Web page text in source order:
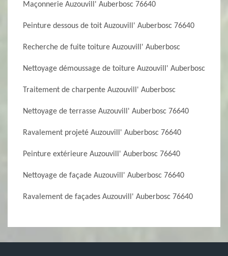
Maçonnerie Auzouvill' Auberbosc 76640
Peinture dessous de toit Auzouvill' Auberbosc 76640
Recherche de fuite toiture Auzouvill' Auberbosc
Nettoyage démoussage de toiture Auzouvill' Auberbosc
Traitement de charpente Auzouvill' Auberbosc
Nettoyage de terrasse Auzouvill' Auberbosc 76640
Ravalement projeté Auzouvill' Auberbosc 76640
Peinture extérieure Auzouvill' Auberbosc 76640
Nettoyage de façade Auzouvill' Auberbosc 76640
Ravalement de façades Auzouvill' Auberbosc 76640